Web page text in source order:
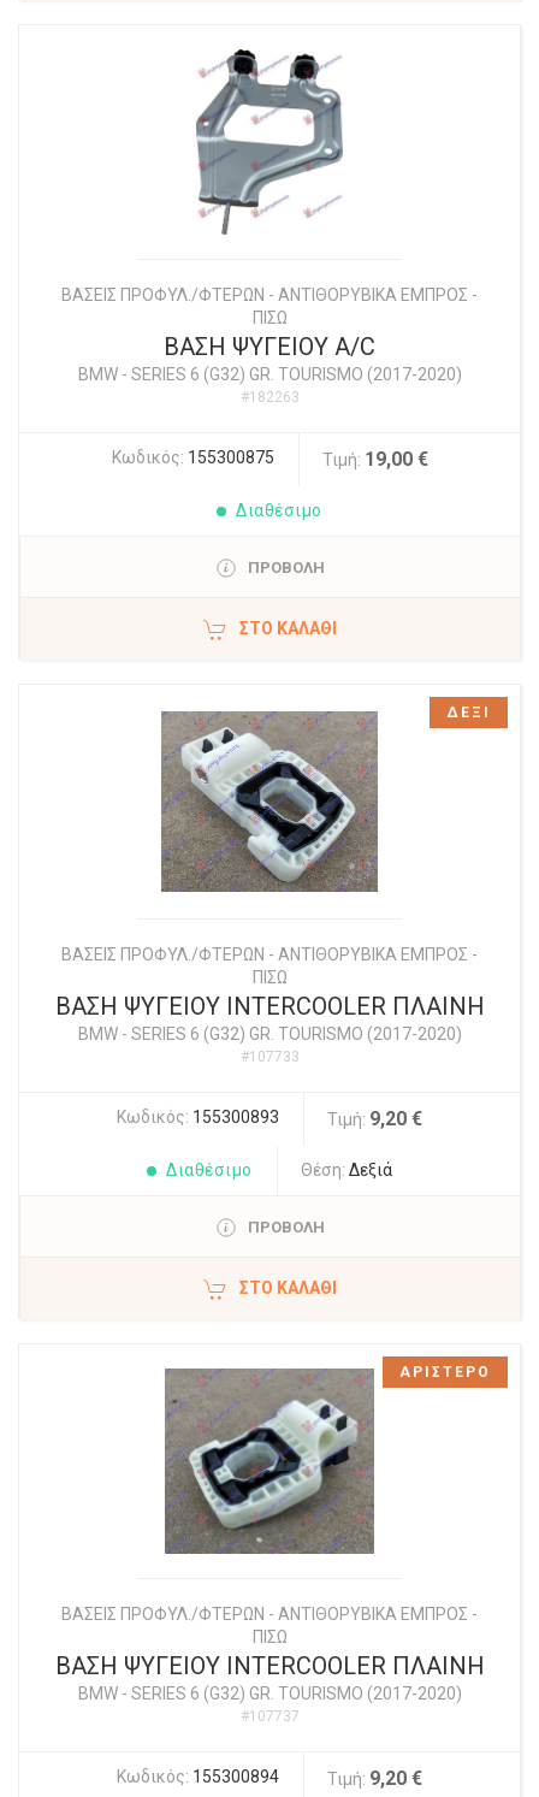
ΒΑΣΕΙΣ ΠΡΟΦΥΛ./ΦΤΕΡΩΝ - ΑΝΤΙΘΟΡΥΒΙΚΑ ΕΜΠΡΟΣ -
ΠΙΣΩ
ΒΑΣΗ ΨΥΓΕΙΟΥ A/C
BMW- SERIES 6 (G32) GR. TOURISMO (2017-2020)
#182263
Κωδικός: 155300875 Τιμή: 19,00 €
Διαθέσιμο
ΠΡΟΒΟΛΗ
ΣΤΟ ΚΑΛΆΘΙ
ΒΑΣΕΙΣ ΠΡΟΦΥΛ./ΦΤΕΡΩΝ - ΑΝΤΙΘΟΡΥΒΙΚΑ ΕΜΠΡΟΣ -
ΠΙΣΩ
ΒΑΣΗ ΨΥΓΕΙΟΥ INTERCOOLER ΠΛΑΙΝΗ
BMW- SERIES 6 (G32) GR. TOURISMO (2017-2020)
#107733
Κωδικός: 155300893 Τιμή: 9,20 €
Διαθέσιμο Θέση: Δεξιά
ΠΡΟΒΟΛΗ
ΣΤΟ ΚΑΛΆΘΙ
ΔΕΞΙ
ΒΑΣΕΙΣ ΠΡΟΦΥΛ./ΦΤΕΡΩΝ - ΑΝΤΙΘΟΡΥΒΙΚΑ ΕΜΠΡΟΣ -
ΠΙΣΩ
ΒΑΣΗ ΨΥΓΕΙΟΥ INTERCOOLER ΠΛΑΙΝΗ
BMW- SERIES 6 (G32) GR. TOURISMO (2017-2020)
#107737
Κωδικός: 155300894 Τιμή: 9,20 €
ΑΡΙΣΤΕΡΟ